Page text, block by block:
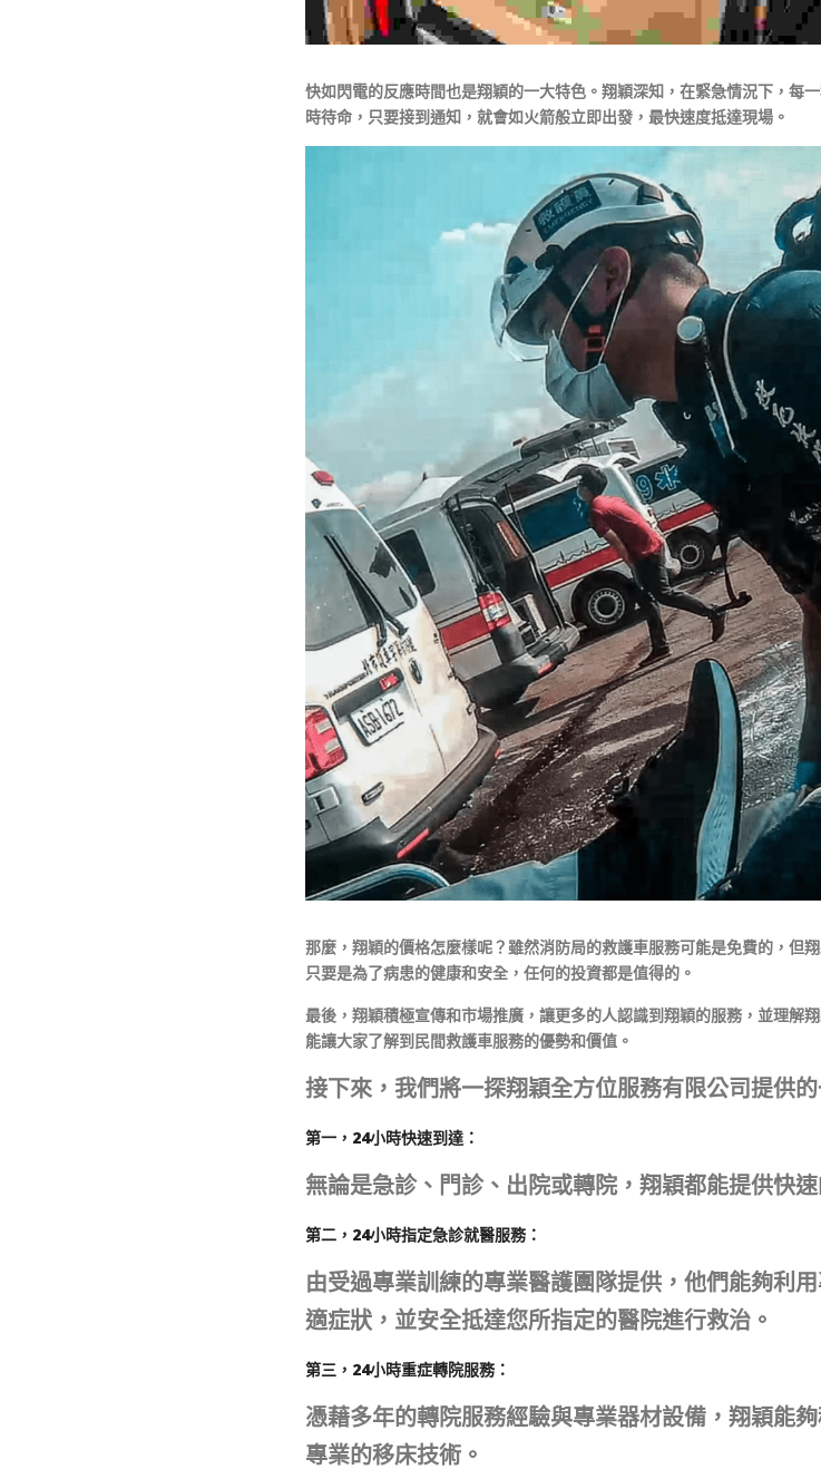
快如閃電的反應時間也是翔穎的一大特色。翔穎深知，在緊急情況下，每
時待命，只要接到通知，就會如火箭般立即出發，最快速度抵達現場。
那麼，翔穎的價格怎麼樣呢？雖然消防局的救護車服務可能是免費的，但
只要是為了病患的健康和安全，任何的投資都是值得的。
最後，翔穎積極宣傳和市場推廣，讓更多的人認識到翔穎的服務，並理解
能讓大家了解到民間救護車服務的優勢和價值。
接下來，我們將一探翔穎全方位服務有限公司提供的
第一，24小時快速到達：
無論是急診、門診、出院或轉院，翔穎都能提供快
第二，24小時指定急診就醫服務：
由受過專業訓練的專業醫護團隊提供，他們能夠利
適症狀，並安全抵達您所指定的醫院進行救治。
第三，24小時重症轉院服務：
憑藉多年的轉院服務經驗與專業器材設備，翔穎能
專業的移床技術。